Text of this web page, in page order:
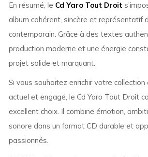
En résumé, le Cd Yaro Tout Droit
album cohérent, sincère et représentatif
contemporain. Grâce à des textes
production moderne et une énergie
projet solide et marquant.
Si vous souhaitez enrichir votre collection
actuel et engagé, le Cd Yaro Tout Droit
excellent choix. Il combine émotion,
sonore dans un format CD durable et
passionnés.